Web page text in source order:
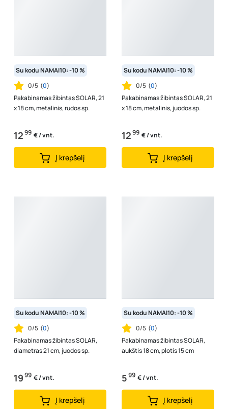
Su kodu NAMAI10: -10 %
0/5 (0)
Pakabinamas žibintas SOLAR, 21
x 18 cm, metalinis, rudos sp.
1299 € / vnt.
Į krepšelį
Su kodu NAMAI10: -10 %
0/5 (0)
Pakabinamas žibintas SOLAR, 21
x 18 cm, metalinis, juodos sp.
1299 € / vnt.
Į krepšelį
Su kodu NAMAI10: -10 %
0/5 (0)
Pakabinamas žibintas SOLAR,
diametras 21 cm, juodos sp.
1999 € / vnt.
Į krepšelį
Su kodu NAMAI10: -10 %
0/5 (0)
Pakabinamas žibintas SOLAR,
aukštis 18 cm, plotis 15 cm
599 € / vnt.
Į krepšelį